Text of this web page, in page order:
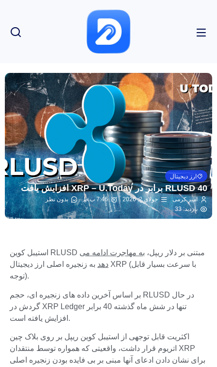
ارز دیجیتال
RLUSD 40 برابر در XRP – U.Today افزایش یافت
امیر کرمی جولای 2, 2026 7:46 ب.ظ
بدون نظر
بازدید: 33
استیبل کوین RLUSD مبتنی بر دلار ریپل، به مهاجرت ادامه می
دهد به زنجیره اصلی ارز دیجیتال XRP (با سرعت بسیار قابل
توجه).
بر اساس آخرین داده های زنجیره ای، حجم RLUSD در حال
گردش در XRP Ledger تنها در شش ماه گذشته 40 برابر
افزایش یافته است.
اکثریت قابل توجهی از استیبل کوین ریپل بر روی بلاک چین
اتریوم قرار داشت، واقعیتی که همواره توسط منتقدان XRP
برای نشان دادن ادعای آنها مبنی بر بی فایده بودن زنجیره اصلی